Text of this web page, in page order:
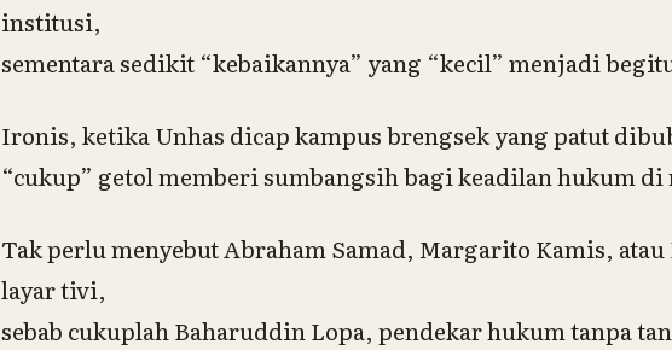
institusi,
sementara sedikit “kebaikannya” yang “kecil” menjadi
Ironis, ketika Unhas dicap kampus brengsek yang patut
“cukup” getol memberi sumbangsih bagi keadilan hukum
Tak perlu menyebut Abraham Samad, Margarito Kamis,
layar tivi,
sebab cukuplah Baharuddin Lopa, pendekar hukum tanpa